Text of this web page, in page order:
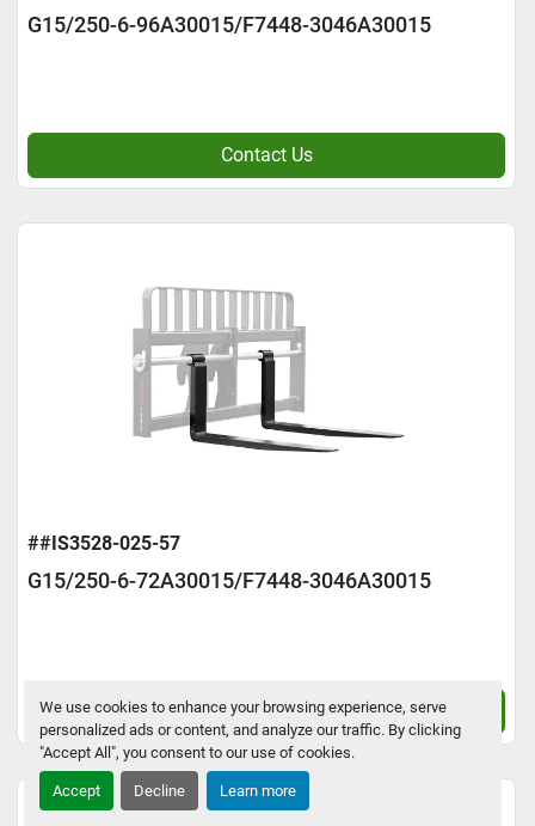
We use cookies to enhance your browsing experience, serve
personalized ads or content, and analyze our traffic. By clicking
"Accept All", you consent to our use of cookies.
Accept Decline Learn more
G15/250-6-96A30015/F7448-3046A30015
Contact Us
##IS3528-025-57
G15/250-6-72A30015/F7448-3046A30015
Contact Us